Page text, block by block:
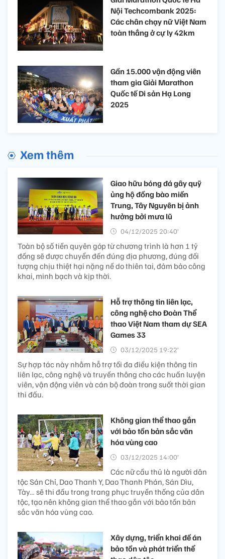
Nội Techcombank 2025:
Các chân chạy nữ Việt Nam
toàn thắng ở cự ly 42km
Gần 15.000 vận động viên
tham gia Giải Marathon
Quốc tế Di sản Hạ Long
2025
Xem thêm
Giao hữu bóng đá gây quỹ
ủng hộ đồng bào miền
Trung, Tây Nguyên bị ảnh
hưởng bởi mưa lũ
04/12/2025 20:40’
Toàn bộ số tiền quyên góp từ chương trình là hơn 1 tỷ
đồng sẽ được chuyển đến đúng địa phương, đúng đối
tượng chịu thiệt hại nặng nề do thiên tai, đảm bảo công
khai, minh bạch và kịp thời.
Hỗ trợ thông tin liên lạc,
công nghệ cho Đoàn Thể
thao Việt Nam tham dự SEA
Games 33
03/12/2025 19:22’
Sự hợp tác này nhằm hỗ trợ tối đa điều kiện thông tin
liên lạc, công nghệ và truyền thông cho các huấn luyện
viên, vận động viên và cán bộ đoàn trong suốt thời gian
thi đấu.
Không gian thể thao gắn
với bảo tồn bản sắc văn
hóa vùng cao
03/12/2025 14:00’
Các nữ cầu thủ là người dân
tộc Sán Chỉ, Dao Thanh Y, Dao Thanh Phán, Sán Dìu,
Tày… sẽ thi đấu trong trang phục truyền thống của dân
tộc, tạo nên không gian thể thao gắn với bảo tồn bản
sắc văn hóa vùng cao.
Xây dựng, triển khai đề án
bảo tồn và phát triển thể